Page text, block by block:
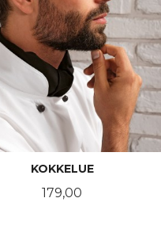
KOKKELUE
Pris
179,00